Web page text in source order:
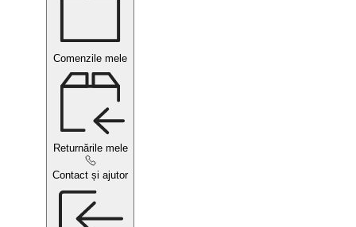
Comenzile mele
Returnările mele
Contact și ajutor